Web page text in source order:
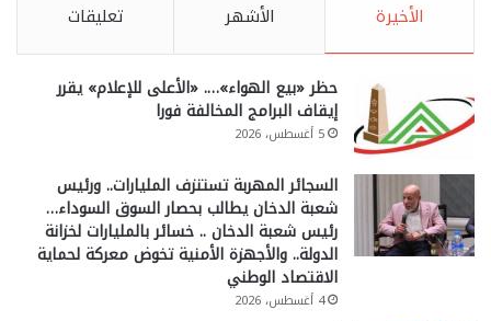
الأخيرة الأشهر تعليقات
حظر «بيع الهواء»…. «الأعلى للإعلام» يقرر
إيقاف البرامج المخالفة فورا
5 أغسطس، 2026
السجائر المهربة تستنزف المليارات.. ورئيس
شعبة الدخان يطالب بحصار السوق السوداء…
رئيس شعبة الدخان .. خسائر بالمليارات لخزانة
الدولة.. والأجهزة الأمنية تخوض معركة لحماية
الاقتصاد الوطني
4 أغسطس، 2026